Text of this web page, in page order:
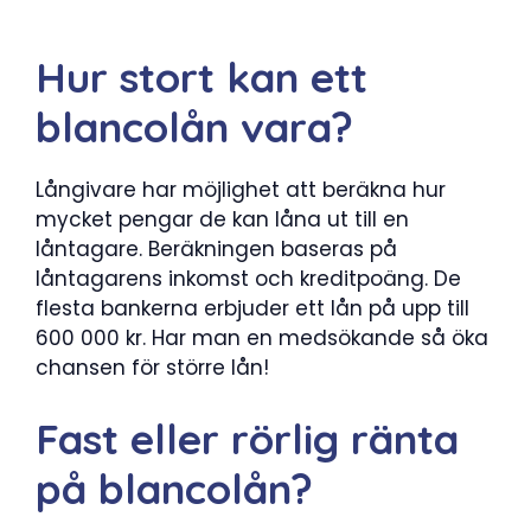
Hur stort kan ett
blancolån vara?
Långivare har möjlighet att beräkna hur
mycket pengar de kan låna ut till en
låntagare. Beräkningen baseras på
låntagarens inkomst och kreditpoäng. De
flesta bankerna erbjuder ett lån på upp till
600 000 kr. Har man en medsökande så öka
chansen för större lån!
Fast eller rörlig ränta
på blancolån?